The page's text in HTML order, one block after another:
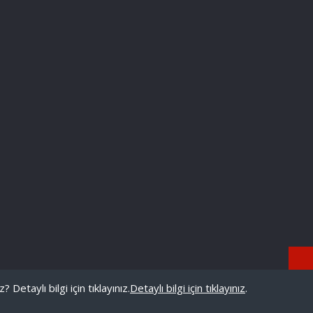
bilgi için tıklayınız.Detaylı bilgi için tıklayınız.